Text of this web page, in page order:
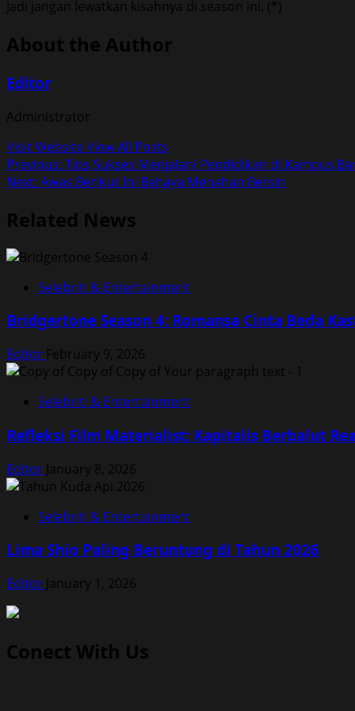
Jadi jangan lewatkan kisahnya di season ini. (*)
About the Author
Editor
Administrator
Visit WebsiteView All Posts
Post
navigation
Previous: Tips Sukses Menjalani Pendidikan di Kampus
Next: Awas Berikut Ini Bahaya Menahan Bersin
Related News
Selebriti & Entertainment
Bridgertone Season 4: Romansa Cinta Beda
Editor February 9, 2026
Selebriti & Entertainment
Refleksi Film Materialist: Kapitalis Berbalut
Editor January 8, 2026
Selebriti & Entertainment
Lima Shio Paling Beruntung di Tahun 2026
Editor January 1, 2026
Conect With Us